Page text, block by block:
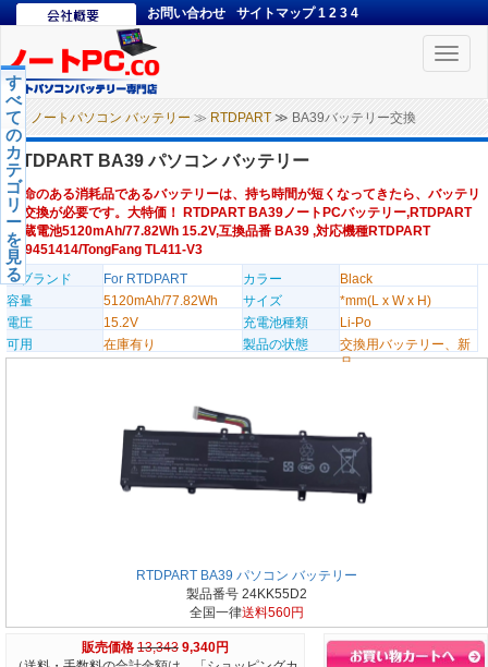
お問い合わせ サイトマップ 1 2 3 4
Toggle
ノートパソコン バッテリー ≫ RTDPART≫ BA39バッテリー交換
す
べ
て
の
カ
テ
ゴ
リ
ー
を
見
る
RTDPART BA39 パソコン バッテリー
寿命のある消耗品であるバッテリーは、持ち時間が短くなってきたら、バッテリ
ー交換が必要です。大特価！ RTDPART BA39ノートPCバッテリー,RTDPART
内蔵電池5120mAh/77.82Wh 15.2V,互換品番 BA39 ,対応機種RTDPART
239451414/TongFang TL411-V3
のブランド
For RTDPART カラー
Black
容量
5120mAh/77.82Wh サイズ
*mm(L x W x H)
電圧
15.2V 充電池種類
Li-Po
可用
在庫有り 製品の状態
交換用バッテリー、新
品
RTDPART BA39 パソコン バッテリー
製品番号 24KK55D2
全国一律送料560円
販売価格 13,343 9,340円